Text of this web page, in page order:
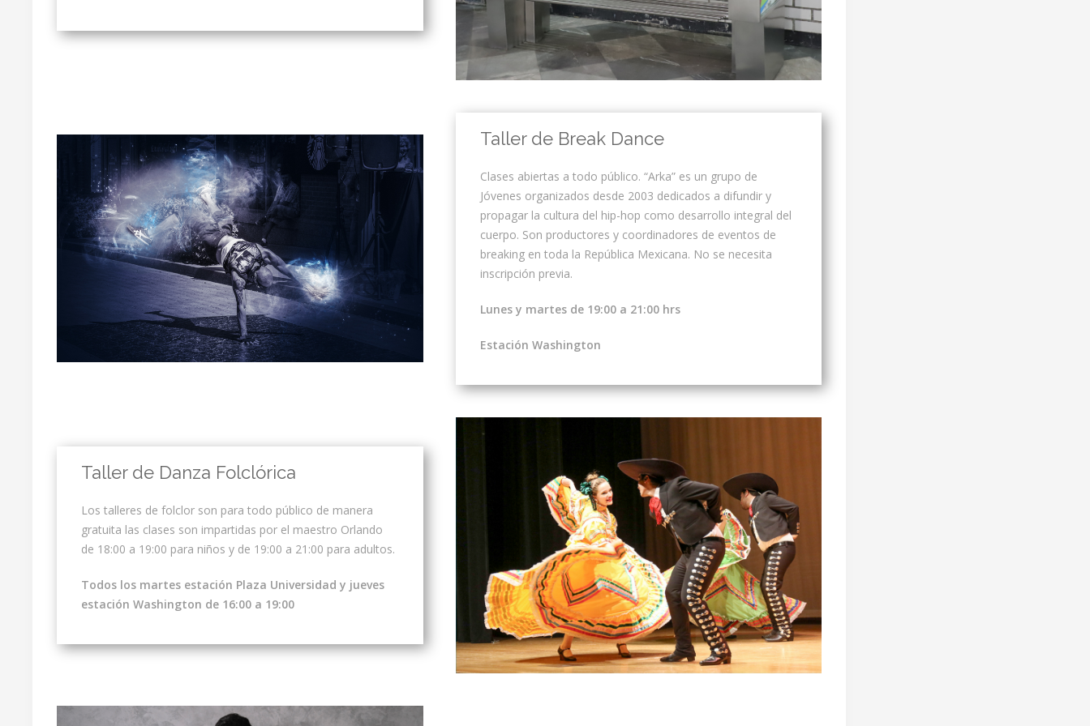
Taller de Break Dance
Clases abiertas a todo público. “Arka” es un grupo de
Jóvenes organizados desde 2003 dedicados a difundir y
propagar la cultura del hip-hop como desarrollo integral del
cuerpo. Son productores y coordinadores de eventos de
breaking en toda la República Mexicana. No se necesita
inscripción previa.
Lunes y martes de 19:00 a 21:00 hrs
Estación Washington
Taller de Danza Folclórica
Los talleres de folclor son para todo público de manera
gratuita las clases son impartidas por el maestro Orlando
de 18:00 a 19:00 para niños y de 19:00 a 21:00 para adultos.
Todos los martes estación Plaza Universidad y jueves
estación Washington de 16:00 a 19:00